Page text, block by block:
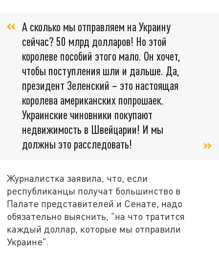
А сколько мы отправляем на Украину
сейчас? 50 млрд долларов! Но этой
королеве пособий этого мало. Он хочет,
чтобы поступления шли и дальше. Да,
президент Зеленский – это настоящая
королева американских попрошаек.
Украинские чиновники покупают
недвижимость в Швейцарии! И мы
должны это расследовать!
Журналистка заявила, что, если
республиканцы получат большинство в
Палате представителей и Сенате, надо
обязательно выяснить, "на что тратится
каждый доллар, которые мы отправили
Украине".